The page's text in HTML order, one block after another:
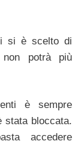
si è scelto di
potrà più
è sempre
stata bloccata.
accedere